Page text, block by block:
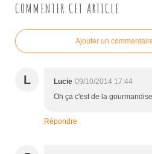
COMMENTER CET ARTICLE
Ajouter un
L Lucie 09/10/2014 17:44
Oh ça c'est de la
Répondre